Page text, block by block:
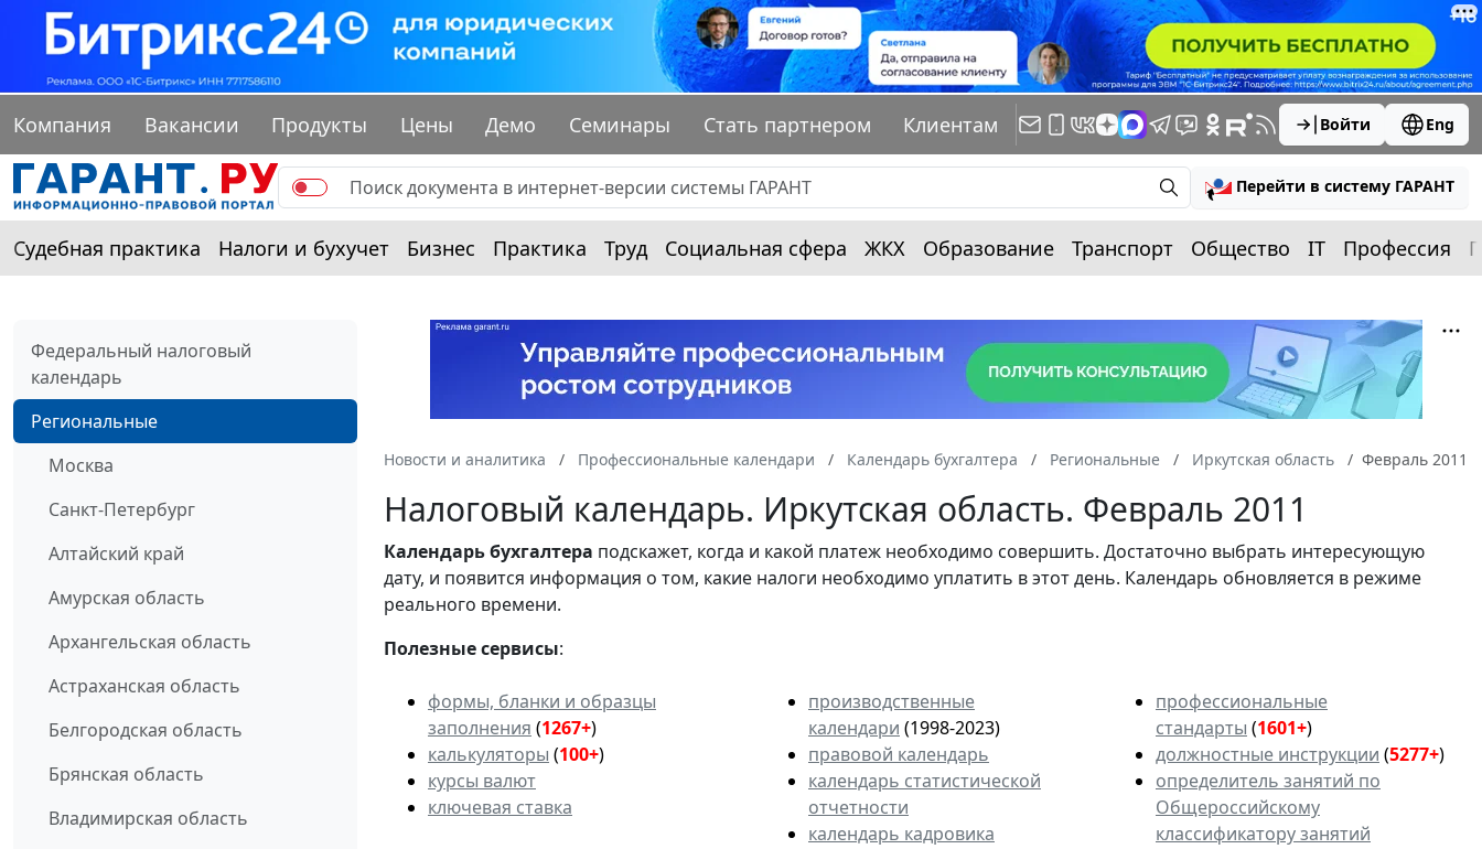
Компания Вакансии Продукты Цены Демо Семинары Стать партнером Клиентам Войти Eng
Перейти в систему ГАРАНТ
Судебная практика Налоги и бухучет Бизнес Практика Труд Социальная сфера ЖКХ Образование Транспорт Общество IT Профессия
Федеральный налоговый
календарь
Региональные
Москва
Санкт-Петербург
Алтайский край
Амурская область
Архангельская область
Астраханская область
Белгородская область
Брянская область
Владимирская область
Новости и аналитика Профессиональные календари Календарь бухгалтера Региональные Иркутская область Февраль 2011
Налоговый календарь. Иркутская область. Февраль 2011
Календарьбухгалтера подскажет, когда и какой платеж необходимо совершить. Достаточно выбрать интересующую
дату, и появится информация о том, какие налоги необходимо уплатить в этот день. Календарь обновляется в режиме
реального времени.
Полезные сервисы:
формы, бланки и образцы
заполнения (1267+)
калькуляторы (100+)
курсы валют
ключевая ставка
производственные
календари (1998-2023)
правовой календарь
календарь статистической
отчетности
календарь кадровика
профессиональные
стандарты (1601+)
должностные инструкции (5277+)
определитель занятий по
Общероссийскому
классификатору занятий